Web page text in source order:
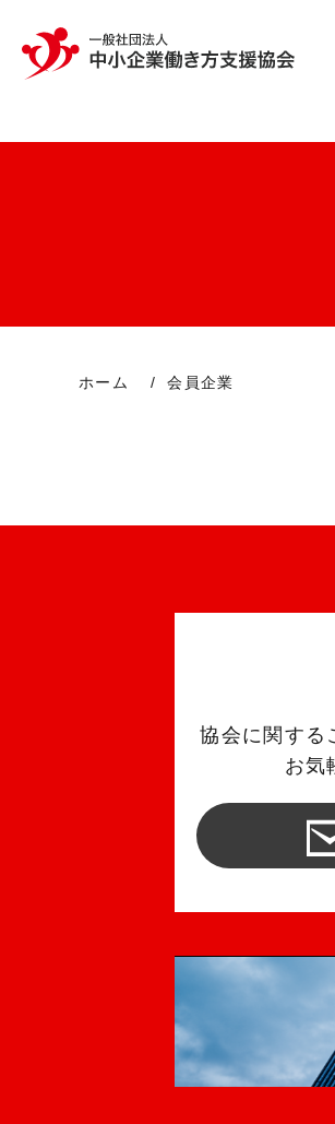
ホーム 会員企業
協会に関する
お気